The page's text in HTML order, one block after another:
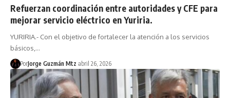
Refuerzan coordinación entre autoridades y CFE para
mejorar servicio eléctrico en Yuriria.
YURIRIA.- Con el objetivo de fortalecer la atención a los servicios
básicos,…
PorJorge Guzmán Mtz abril 26, 2026